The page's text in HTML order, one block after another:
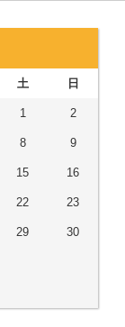
土 日
1 2
8 9
15 16
22 23
29 30